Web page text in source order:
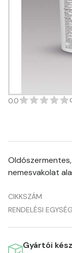
0.0
nemesvakolat
CIKKSZÁM
RENDELÉSI EGYSÉG
Gyártói